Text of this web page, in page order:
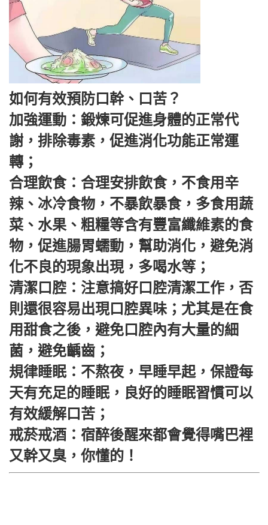
如何有效預防口幹、口苦？
加強運動：鍛煉可促進身體的正常代
謝，排除毒素，促進消化功能正常運
轉；
合理飲食：合理安排飲食，不食用辛
辣、冰冷食物，不暴飲暴食，多食用蔬
菜、水果、粗糧等含有豐富纖維素的食
物，促進腸胃蠕動，幫助消化，避免消
化不良的現象出現，多喝水等；
清潔口腔：注意搞好口腔清潔工作，否
則還很容易出現口腔異味；尤其是在食
用甜食之後，避免口腔內有大量的細
菌，避免齲齒；
規律睡眠：不熬夜，早睡早起，保證每
天有充足的睡眠，良好的睡眠習慣可以
有效緩解口苦；
戒菸戒酒：宿醉後醒來都會覺得嘴巴裡
又幹又臭，你懂的！